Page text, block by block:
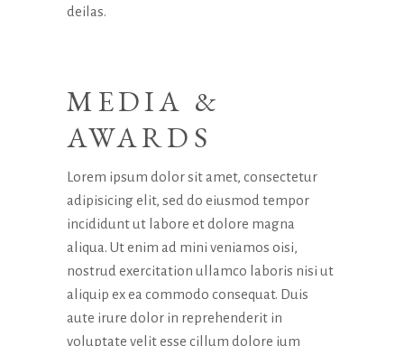
deilas.
MEDIA &
AWARDS
Lorem ipsum dolor sit amet, consectetur
adipisicing elit, sed do eiusmod tempor
incididunt ut labore et dolore magna
aliqua. Ut enim ad mini veniamos oisi,
nostrud exercitation ullamco laboris nisi ut
aliquip ex ea commodo consequat. Duis
aute irure dolor in reprehenderit in
voluptate velit esse cillum dolore ium